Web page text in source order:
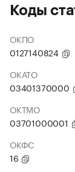
Коды
ОКПО
0127140824
ОКАТО
03401370000
ОКТМО
03701000001
ОКФС
16